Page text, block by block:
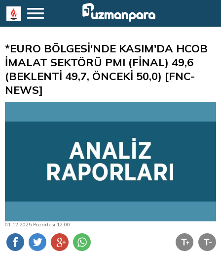
*EURO BÖLGESİ'NDE KASIM'DA HCOB
İMALAT SEKTÖRÜ PMI (FİNAL) 49,6
(BEKLENTİ 49,7, ÖNCEKİ 50,0) [FNC-
NEWS]
01.12.2025 Pazartesi 12:00